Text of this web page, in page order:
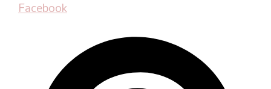
Facebook